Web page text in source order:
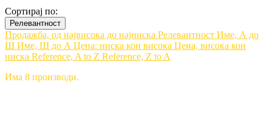
Сортирај по:
Релевантност
Продажба, од највисока до најниска Релевантност Име, А до
Ш Име, Ш до А Цена: ниска кон висока Цена, висока кон
ниска Reference, A to Z Reference, Z to A
Има 8 производи.